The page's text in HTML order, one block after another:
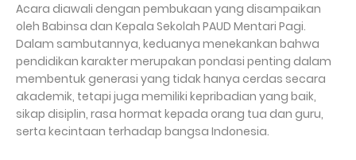
Acara diawali dengan pembukaan yang disampaikan
oleh Babinsa dan Kepala Sekolah PAUD Mentari Pagi.
Dalam sambutannya, keduanya menekankan bahwa
pendidikan karakter merupakan pondasi penting dalam
membentuk generasi yang tidak hanya cerdas secara
akademik, tetapi juga memiliki kepribadian yang baik,
sikap disiplin, rasa hormat kepada orang tua dan guru,
serta kecintaan terhadap bangsa Indonesia.